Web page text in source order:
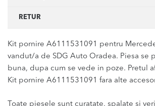
RETUR
Kit pornire A6111531091 pentru
vandut/a de SDG Auto Oradea. Piesa se
buna, dupa cum se vede in poze. Pretul
Kit pornire A6111531091 fara alte
Toate piesele sunt curatate, spalate si